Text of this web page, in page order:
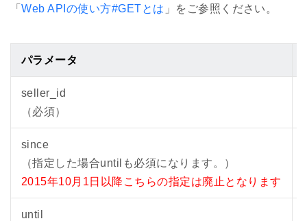
「Web APIの使い方#GETとは 」をご参照ください。
パラメータ
seller_id
（必須）
since
（指定した場合untilも必須になります。）
2015年10月1日以降こちらの指定は廃止となります
until